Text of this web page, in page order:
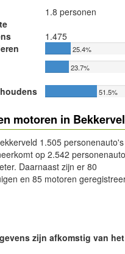
1.8 personen
1.475
25.4%
23.7%
51.5%
motoren in
1.505 personenauto's
op 2.542
Daarnaast zijn er 80
en 85 motoren
zijn afkomstig van het